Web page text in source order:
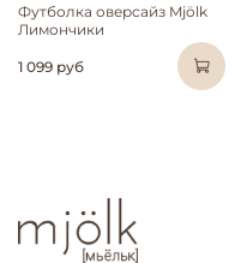
Футболка оверсайз Mjölk
Лимончики
1 099 руб